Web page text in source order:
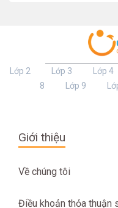
Lớp 2 Lớp 3 Lớp 4
8
Lớp 9
Giới thiệu
Về chúng tôi
Điều khoản thỏa thuận